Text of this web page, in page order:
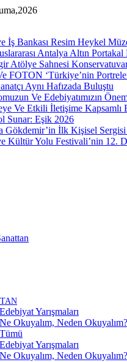
İş Bankası Resim Heykel
Antalya Altın
Atölye Sahnesi
FOTON ‘Türkiye’nin
Aynı Hafızada Buluştu
Ve Edebiyatımızın
Ve Etkili İletişime Kapsamlı
Sunar: Eşik 2026
Gökdemir’in İlk Kişisel
Kültür Yolu Festivali’nin 12.
Edebiyat Yarışmaları
Ne Okuyalım, Neden Okuyalım?
Tümü
Edebiyat Yarışmaları
Ne Okuyalım, Neden Okuyalım?